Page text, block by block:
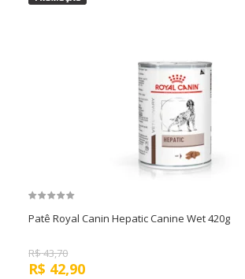
Patê Royal Canin Hepatic Canine Wet 420g
R$43,70
R$ 42,90